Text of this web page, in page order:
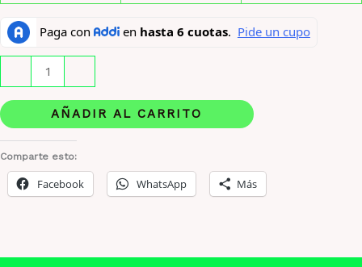
de
Lattafa
Perfumes
cantidad
AÑADIR AL CARRITO
Comparte esto:
Facebook WhatsApp Más